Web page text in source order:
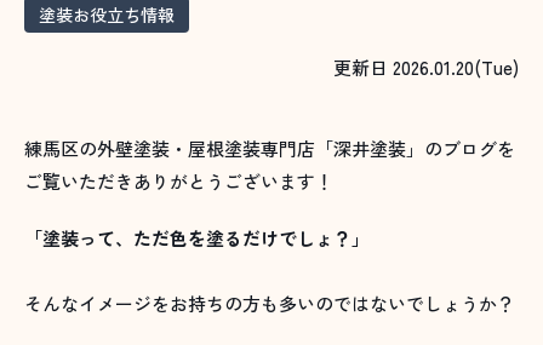
塗装お役立ち情報
更新日 2026.01.20(Tue)
練馬区の外壁塗装・屋根塗装専門店「深井塗装」のブログを
ご覧いただきありがとうございます！
「塗装って、ただ色を塗るだけでしょ？」
そんなイメージをお持ちの方も多いのではないでしょうか？